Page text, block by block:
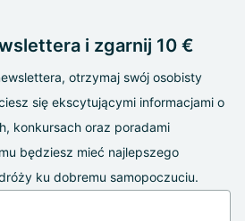
i zgarnij 10 €
otrzymaj swój osobisty
się ekscytującymi informacjami o
konkursach oraz poradami
będziesz mieć najlepszego
ku dobremu samopoczuciu.